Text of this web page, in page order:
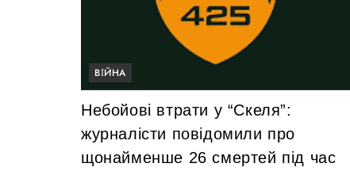
ВІЙНА
Небойові втрати у “Скеля”:
журналісти повідомили про
щонайменше 26 смертей під час